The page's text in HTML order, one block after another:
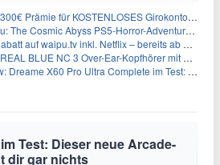
für KOSTENLOSES Girokonto bei der Santander – 50€ schon nach 1 Woche!
Cosmic Abyss PS5-Horror-Adventure für 27,99€
auf waipu.tv inkl. Netflix – bereits ab 9€/Monat (statt 17,99€)
BLUE NC 3 Over-Ear-Kopfhörer mit ANC für 149,99€
Pro Ultra Complete im Test: 42.000 Pa, 100 °C Moppwäsche & erstaunlich viel Technik in nur 8,9 cm Höhe
Test: Dieser neue Arcade-
dir gar nichts